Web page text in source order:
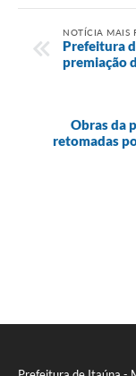
NOTÍCIA MAIS
Prefeitura
premiação
Obras da
retomadas